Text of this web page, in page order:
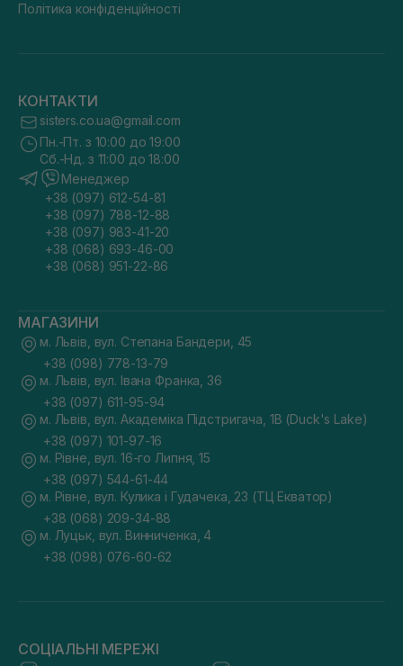
Політика конфіденційності
КОНТАКТИ
sisters.co.ua@gmail.com
Пн.-Пт. з 10:00 до 19:00
Сб.-Нд. з 11:00 до 18:00
Менеджер
+38 (097) 612-54-81
+38 (097) 788-12-88
+38 (097) 983-41-20
+38 (068) 693-46-00
+38 (068) 951-22-86
МАГАЗИНИ
м. Львів, вул. Степана Бандери, 45
+38 (098) 778-13-79
м. Львів, вул. Івана Франка, 36
+38 (097) 611-95-94
м. Львів, вул. Академіка Підстригача, 1В (Duck's Lake)
+38 (097) 101-97-16
м. Рівне, вул. 16-го Липня, 15
+38 (097) 544-61-44
м. Рівне, вул. Кулика і Гудачека, 23 (ТЦ Екватор)
+38 (068) 209-34-88
м. Луцьк, вул. Винниченка, 4
+38 (098) 076-60-62
СОЦІАЛЬНІ МЕРЕЖІ